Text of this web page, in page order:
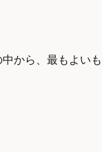
から、最もよいも